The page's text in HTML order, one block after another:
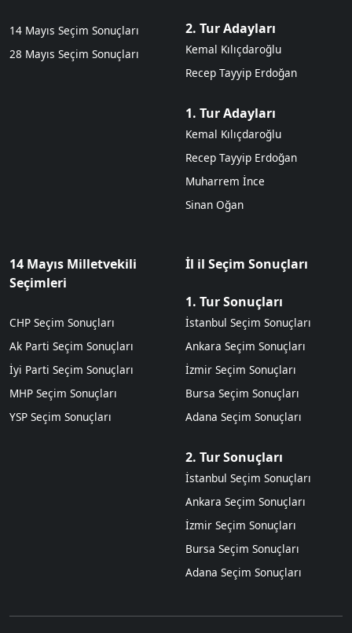
14 Mayıs Seçim Sonuçları
28 Mayıs Seçim Sonuçları
2. Tur Adayları
Kemal Kılıçdaroğlu
Recep Tayyip Erdoğan
1. Tur Adayları
Kemal Kılıçdaroğlu
Recep Tayyip Erdoğan
Muharrem İnce
Sinan Oğan
14 Mayıs Milletvekili
Seçimleri
CHP Seçim Sonuçları
Ak Parti Seçim Sonuçları
İyi Parti Seçim Sonuçları
MHP Seçim Sonuçları
YSP Seçim Sonuçları
İl il Seçim Sonuçları
1. Tur Sonuçları
İstanbul Seçim Sonuçları
Ankara Seçim Sonuçları
İzmir Seçim Sonuçları
Bursa Seçim Sonuçları
Adana Seçim Sonuçları
2. Tur Sonuçları
İstanbul Seçim Sonuçları
Ankara Seçim Sonuçları
İzmir Seçim Sonuçları
Bursa Seçim Sonuçları
Adana Seçim Sonuçları